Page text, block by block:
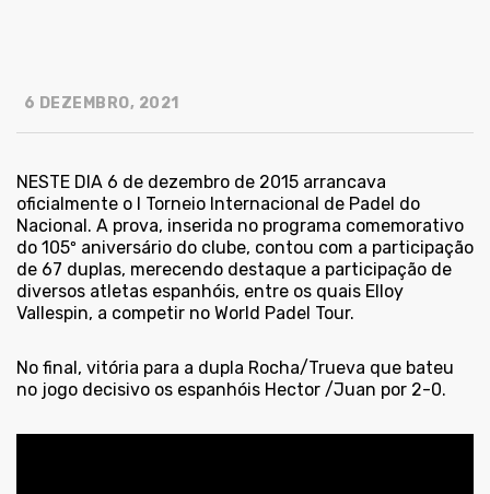
6 DEZEMBRO, 2021
NESTE DIA 6 de dezembro de 2015 arrancava
oficialmente o I Torneio Internacional de Padel do
Nacional. A prova, inserida no programa comemorativo
do 105º aniversário do clube, contou com a participação
de 67 duplas, merecendo destaque a participação de
diversos atletas espanhóis, entre os quais Elloy
Vallespin, a competir no World Padel Tour.
No final, vitória para a dupla Rocha/Trueva que bateu
no jogo decisivo os espanhóis Hector /Juan por 2-0.